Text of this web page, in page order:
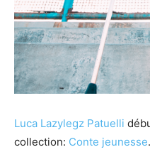
Luca Lazylegz Patuelli
collection: Conte jeunesse